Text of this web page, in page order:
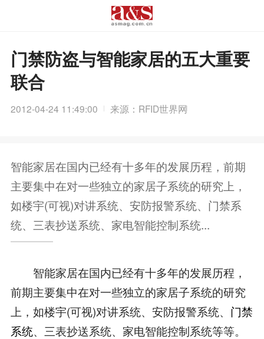
门禁防盗与智能家居的五大重要
联合
2012-04-24 11:49:00 来源：RFID世界网
智能家居在国内已经有十多年的发展历程，前期
主要集中在对一些独立的家居子系统的研究上，
如楼宇(可视)对讲系统、安防报警系统、门禁系
统、三表抄送系统、家电智能控制系统...
智能家居在国内已经有十多年的发展历程，
前期主要集中在对一些独立的家居子系统的研究
上，如楼宇(可视)对讲系统、安防报警系统、 门禁
系统、三表抄送系统、家电智能控制系统等等。